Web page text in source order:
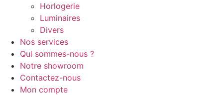
Horlogerie
Luminaires
Divers
Nos services
Qui sommes-nous ?
Notre showroom
Contactez-nous
Mon compte